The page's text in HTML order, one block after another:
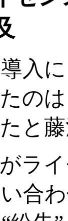
入
の
と
がラ
合